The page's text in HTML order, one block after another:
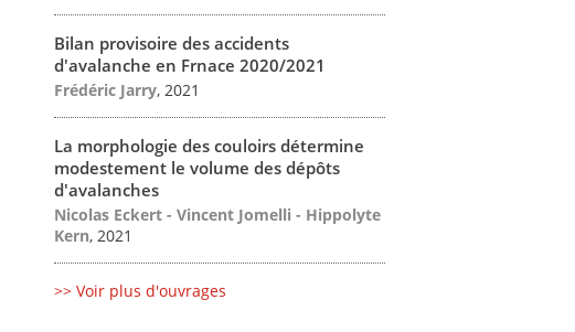
Bilan provisoire des accidents
d'avalanche en Frnace 2020/2021
Frédéric Jarry, 2021
La morphologie des couloirs détermine
modestement le volume des dépôts
d'avalanches
Nicolas Eckert - Vincent Jomelli - Hippolyte
Kern, 2021
>> Voir plus d'ouvrages